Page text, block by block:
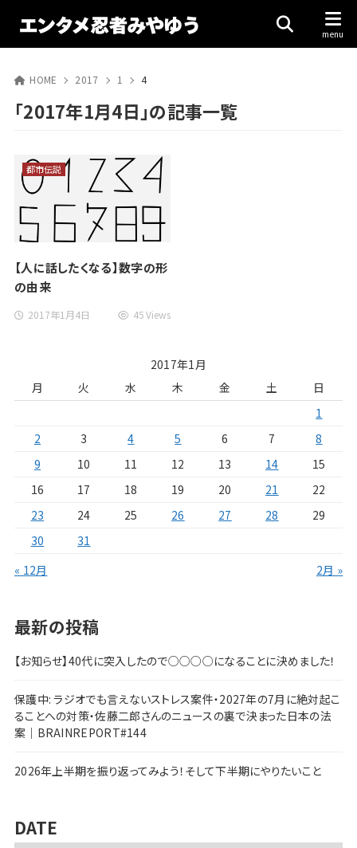
HOME 2017 1 4
「2017年1月4日」の記事一覧
【人に話したくなる】数字の形
の由来
2017年1月4日
都市伝説
45 Views
2017年1月
月
火 水 木 金 土
日
1
2
3 4 5 6 7
8
9
10 11 12 13 14
15
16
17 18 19 20 21
22
23
24 25 26 27 28
29
30
31
« 12月
2月 »
最新の投稿
【お知らせ】40代に突入したので○○○○になることに決めました！
保護中: ラジオでも言えないストレス案件・2027年の7月に絶対起こ
ることへの対策・佐藤二郎さんのニュースの裏で決まった日本の法
案｜BRAINREPORT#144
2026年上半期を振り返ってみよう！そして下半期にやりたいこと
DATE